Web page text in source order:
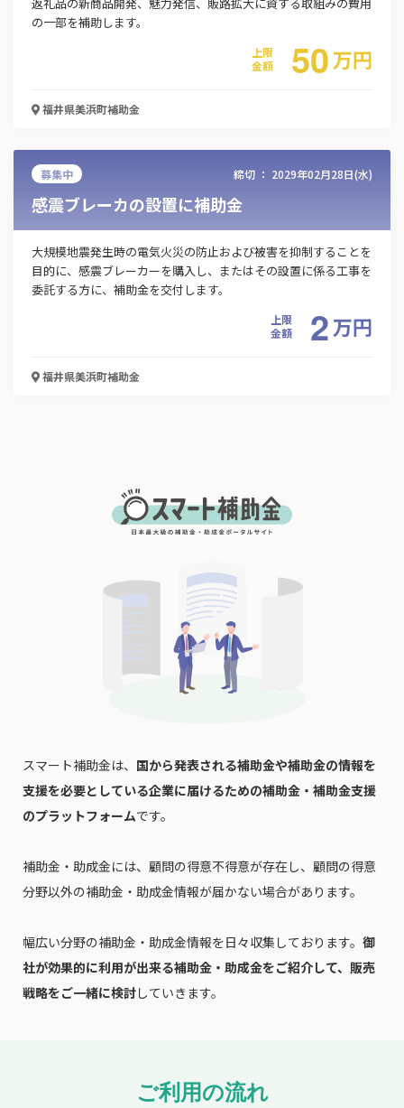
会社名
メールアドレス
電話番号
「PDF資料ダウンロード」ボタンを押下した時点
で本サービスの利用規約に同意したものとみなさ
の一部を補助します。
上限
金額
50万円
福井県美浜町補助金
募集中 締切 ： 2029年02月28日(水)
感震ブレーカの設置に補助金
大規模地震発生時の電気火災の防止および被害を抑制することを
目的に、感震ブレーカーを購入し、またはその設置に係る工事を
委託する方に、補助金を交付します。
上限
金額
2万円
福井県美浜町補助金
スマート補助金は、 国から発表される補助金や補助金の情報を
支援を必要としている企業に届けるための補助金・補助金支援
のプラットフォームです。
補助金・助成金には、顧問の得意不得意が存在し、顧問の得意
分野以外の補助金・助成金情報が届かない場合があります。
幅広い分野の補助金・助成金情報を日々収集しております。 御
社が効果的に利用が出来る補助金・助成金をご紹介して、販売
戦略をご一緒に検討していきます。
ご利用の流れ